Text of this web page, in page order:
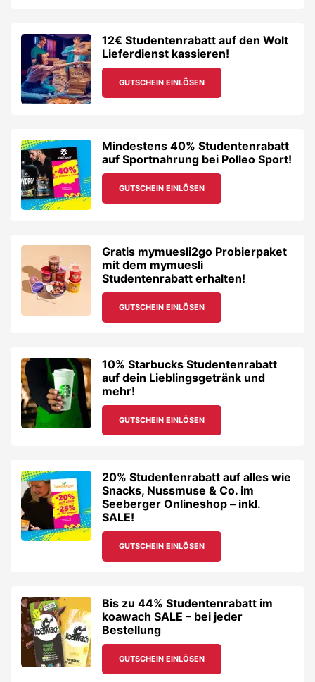
12€ Studentenrabatt auf den Wolt
Lieferdienst kassieren!
GUTSCHEIN EINLÖSEN
Mindestens 40% Studentenrabatt
auf Sportnahrung bei Polleo Sport!
GUTSCHEIN EINLÖSEN
Gratis mymuesli2go Probierpaket
mit dem mymuesli
Studentenrabatt erhalten!
GUTSCHEIN EINLÖSEN
10% Starbucks Studentenrabatt
auf dein Lieblingsgetränk und
mehr!
GUTSCHEIN EINLÖSEN
20% Studentenrabatt auf alles wie
Snacks, Nussmuse & Co. im
Seeberger Onlineshop – inkl.
SALE!
GUTSCHEIN EINLÖSEN
Bis zu 44% Studentenrabatt im
koawach SALE – bei jeder
Bestellung
GUTSCHEIN EINLÖSEN